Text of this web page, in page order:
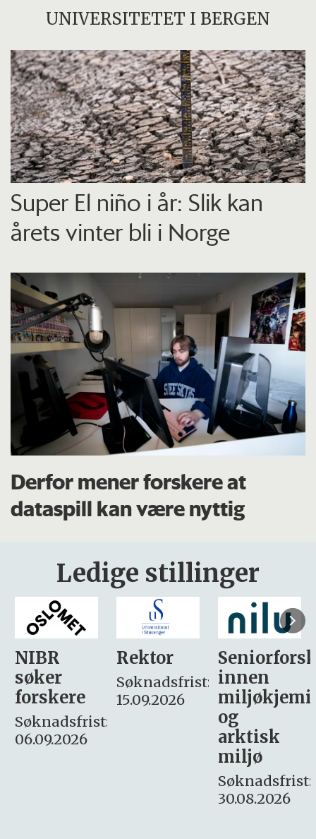
UNIVERSITETET I BERGEN
Super El niño i år: Slik kan
årets vinter bli i Norge
Derfor mener forskere at
dataspill kan være nyttig
Ledige stillinger
Rektor
Søknadsfrist:
15.09.2026
Seniorforsker
innen
miljøkjemi
søker
– fast
Søknadsfrist:
16. august.